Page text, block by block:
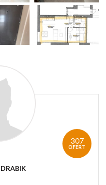
307
OFERT
DRABIK